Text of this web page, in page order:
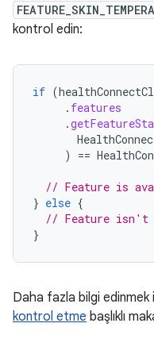
kontrol edin:
if (
. features
.
)
==
// Feature is
} else {
// Feature isn't
}
Daha fazla bilgi edinmek
kontrol etme başlıklı